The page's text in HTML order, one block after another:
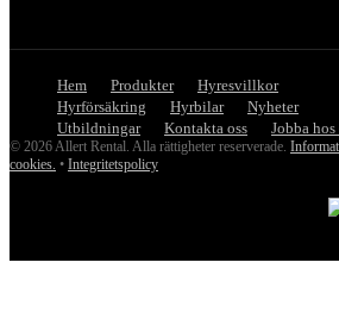
Hem Produkter
Hyresvillkor
Hyrförsäkring
Hyrbilar
Nyheter
Utbildningar
Kontakta oss Jobba hos
© 2026 Allert Rental. Alla rättigheter reserverade.
cookies. • Integritetspolicy